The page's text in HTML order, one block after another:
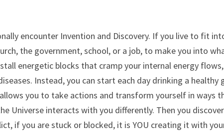
encounter Invention and Discovery. If you live to fit
the government, school, or a job, to make you into
energetic blocks that cramp your internal energy
Instead, you can start each day drinking a healthy
you to take actions and transform yourself in ways
Universe interacts with you differently. Then you
if you are stuck or blocked, it is YOU creating it with